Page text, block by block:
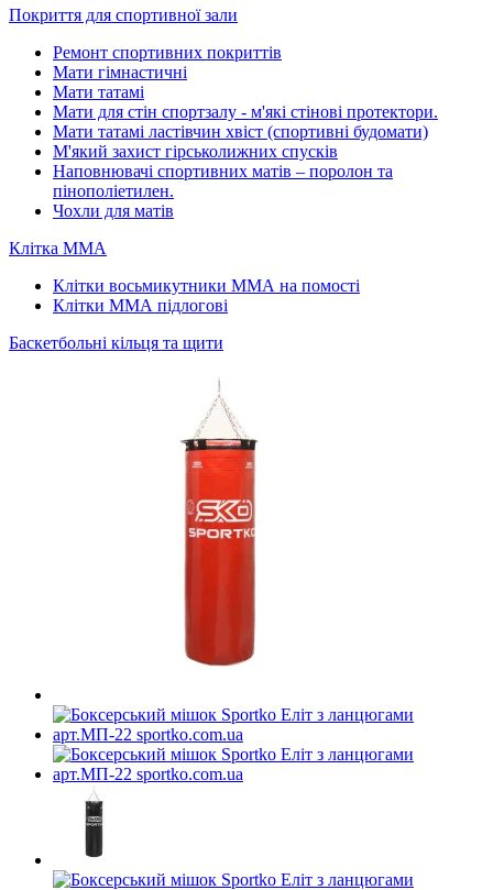
Покриття для спортивної зали
Ремонт спортивних покриттів
Мати гімнастичні
Мати татамі
Мати для стін спортзалу - м'які стінові протектори.
Мати татамі ластівчин хвіст (спортивні будомати)
М'який захист гірськолижних спусків
Наповнювачі спортивних матів – поролон та
пінополіетилен.
Чохли для матів
Клітка ММА
Клітки восьмикутники ММА на помості
Клітки ММА підлогові
Баскетбольні кільця та щити